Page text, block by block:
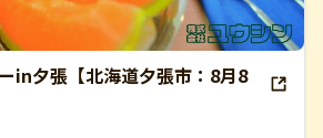
in夕張【北海道夕張市：8月8